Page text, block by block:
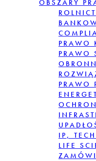
OBSZARY
PRAWO
PRAWO
PRAWO
IP,
LIFE